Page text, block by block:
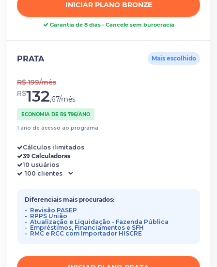
INICIAR PLANO BRONZE
Garantia de 8 dias - Cancele sem burocracia
PRATA Mais escolhido
R$ 199/mês
R$132,67/mês
ECONOMIA DE R$ 796/ANO
1 ano de acesso ao programa
Cálculos ilimitados
39 Calculadoras
10 usuários
Diferenciais mais procurados:
Revisão PASEP
RPPS União
Atualização e Liquidação - Fazenda Pública
Empréstimos, Financiamentos e SFH
RMC e RCC com Importador HISCRE